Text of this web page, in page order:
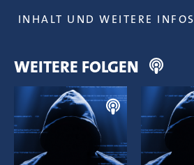
INHALT UND WEITERE INFOS
WEITERE FOLGEN